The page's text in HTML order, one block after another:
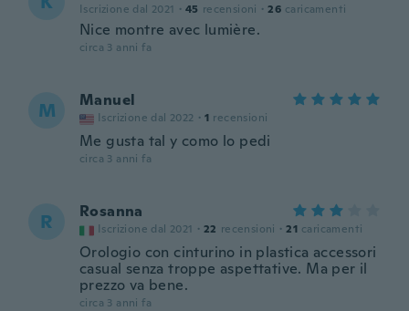
Iscrizione dal 2021 · 45 recensioni · 26 caricamenti
Nice montre avec lumière.
circa 3 anni fa
M Manuel
Iscrizione dal 2022 · 1 recensioni
Me gusta tal y como lo pedi
circa 3 anni fa
R Rosanna
Iscrizione dal 2021 · 22 recensioni · 21 caricamenti
Orologio con cinturino in plastica accessori
casual senza troppe aspettative. Ma per il
prezzo va bene.
circa 3 anni fa